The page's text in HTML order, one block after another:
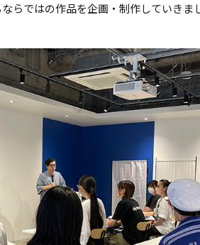
らではの作品を企画・制作していきま